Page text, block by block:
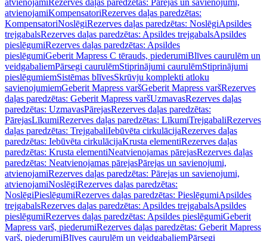
atvienojamiRezerves daļas paredzētas: Pārejas un savienojumi,
atvienojamiKompensatoriRezerves daļas paredzētas:
KompensatoriNoslēgiRezerves daļas paredzētas: NoslēgiApsildes
trejgabalsRezerves daļas paredzētas: Apsildes trejgabalsApsildes
pieslēgumiRezerves daļas paredzētas: Apsildes
pieslēgumiGeberit Mapress C tērauds, piederumiBlīves caurulēm un
veidgabaliemPārsegi caurulēmStiprinājumi caurulēmStiprinājumi
pieslēgumiemSistēmas blīvesSkrūvju komplekti atloku
savienojumiemGeberit Mapress varšGeberit Mapress varšRezerves
daļas paredzētas: Geberit Mapress varšUzmavasRezerves daļas
paredzētas: UzmavasPārejasRezerves daļas paredzētas:
PārejasLīkumiRezerves daļas paredzētas: LīkumiTrejgabaliRezerves
daļas paredzētas: TrejgabaliIebūvēta cirkulācijaRezerves daļas
paredzētas: Iebūvēta cirkulācijaKrusta elementiRezerves daļas
paredzētas: Krusta elementiNeatvienojamas pārejasRezerves daļas
paredzētas: Neatvienojamas pārejasPārejas un savienojumi,
atvienojamiRezerves daļas paredzētas: Pārejas un savienojumi,
atvienojamiNoslēgiRezerves daļas paredzētas:
NoslēgiPieslēgumiRezerves daļas paredzētas: PieslēgumiApsildes
trejgabalsRezerves daļas paredzētas: Apsildes trejgabalsApsildes
pieslēgumiRezerves daļas paredzētas: Apsildes pieslēgumiGeberit
Mapress varš, piederumiRezerves daļas paredzētas: Geberit Mapress
varš, piederumiBlīves caurulēm un veidgabaliemPārsegi